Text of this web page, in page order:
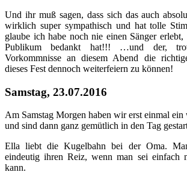
Und ihr muß sagen, dass sich das auch
wirklich super sympathisch und hat tolle
glaube ich habe noch nie einen Sänger
Publikum bedankt hat!!! …und der,
Vorkommnisse an diesem Abend die
dieses Fest dennoch weiterfeiern zu können!
Samstag, 23.07.2016
Am Samstag Morgen haben wir erst einmal ein
und sind dann ganz gemütlich in den Tag
Ella liebt die Kugelbahn bei der Oma.
eindeutig ihren Reiz, wenn man sei einfach
kann.